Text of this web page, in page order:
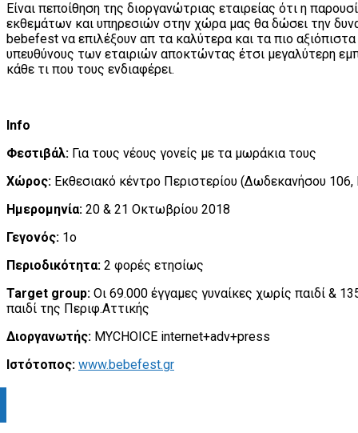
Είναι πεποίθηση της διοργανώτριας εταιρείας ότι η
εκθεμάτων και υπηρεσιών στην χώρα μας θα δώσει την
bebefest να επιλέξουν απ τα καλύτερα και τα πιο
υπευθύνους των εταιριών αποκτώντας έτσι μεγαλύτερη
κάθε τι που τους ενδιαφέρει.
Info
Φεστιβάλ: Για τους νέους γονείς με τα μωράκια τους
Χώρος: Εκθεσιακό κέντρο Περιστερίου (Δωδεκανήσου 106,
Hμερομηνία: 20 & 21 Οκτωβρίου 2018
Γεγονός: 1ο
Περιοδικότητα: 2 φορές ετησίως
Target group: Οι 69.000 έγγαμες γυναίκες χωρίς παιδί &
παιδί της Περιφ.Αττικής
Διοργανωτής: MYCHOICE internet+adv+press
Ιστότοπος: www.bebefest.gr